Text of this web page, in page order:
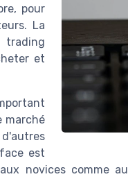
pour
La
trading
et
marché
est
novices comme